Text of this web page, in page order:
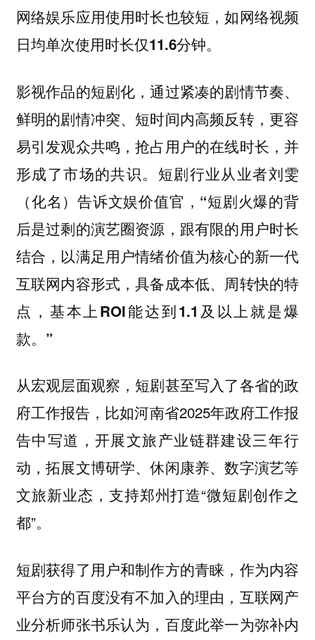
网络娱乐应用使用时长也较短，如网络视频
日均单次使用时长仅11.6分钟。
影视作品的短剧化，通过紧凑的剧情节奏、
鲜明的剧情冲突、短时间内高频反转，更容
易引发观众共鸣，抢占用户的在线时长，并
形成了市场的共识。 短剧行业从业者刘雯
（化名）告诉文娱价值官，“短剧火爆的背
后是过剩的演艺圈资源，跟有限的用户时长
结合，以满足用户情绪价值为核心的新一代
互联网内容形式，具备成本低、周转快的特
点，基本上ROI能达到1.1及以上就是爆
款。”
从宏观层面观察，短剧甚至写入了各省的政
府工作报告 ，比如河南省2025年政府工作报
告中写道，开展文旅产业链群建设三年行
动，拓展文博研学、休闲康养、数字演艺等
文旅新业态，支持郑州打造“微短剧创作之
都”。
短剧获得了用户和制作方的青睐，作为内容
平台方的百度没有不加入的理由， 互联网产
业分析师张书乐认为，百度此举一为弥补内